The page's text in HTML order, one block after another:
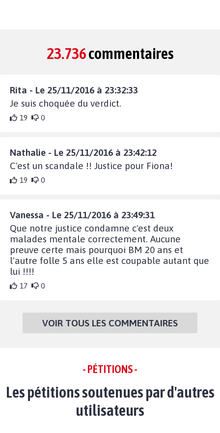
23.736commentaires
Rita - Le 25/11/2016 à 23:32:33
Je suis choquée du verdict.
19 0
Nathalie - Le 25/11/2016 à 23:42:12
C'est un scandale !! Justice pour Fiona!
19 0
Vanessa - Le 25/11/2016 à 23:49:31
Que notre justice condamne c'est deux
malades mentale correctement. Aucune
preuve certe mais pourquoi BM 20 ans et
l'autre folle 5 ans elle est coupable autant que
lui !!!!
17 0
VOIR TOUS LES COMMENTAIRES
- PÉTITIONS -
Les pétitions soutenues par d'autres
utilisateurs